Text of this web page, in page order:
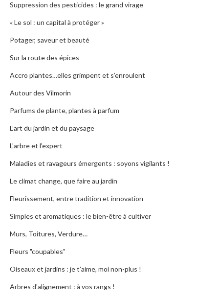
Suppression des pesticides : le grand virage
« Le sol : un capital à protéger »
Potager, saveur et beauté
Sur la route des épices
Accro plantes…elles grimpent et s’enroulent
Autour des Vilmorin
Parfums de plante, plantes à parfum
L’art du jardin et du paysage
L'arbre et l'expert
Maladies et ravageurs émergents : soyons vigilants !
Le climat change, que faire au jardin
Fleurissement, entre tradition et innovation
Simples et aromatiques : le bien-être à cultiver
Murs, Toitures, Verdure…
Fleurs "coupables"
Oiseaux et jardins : je t’aime, moi non-plus !
Arbres d'alignement : à vos rangs !